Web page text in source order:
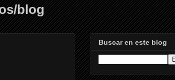
blog
Buscar en este blog